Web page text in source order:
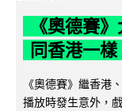
《奧德賽
同香港一
《奧德賽》繼香港
播放時發生意外，